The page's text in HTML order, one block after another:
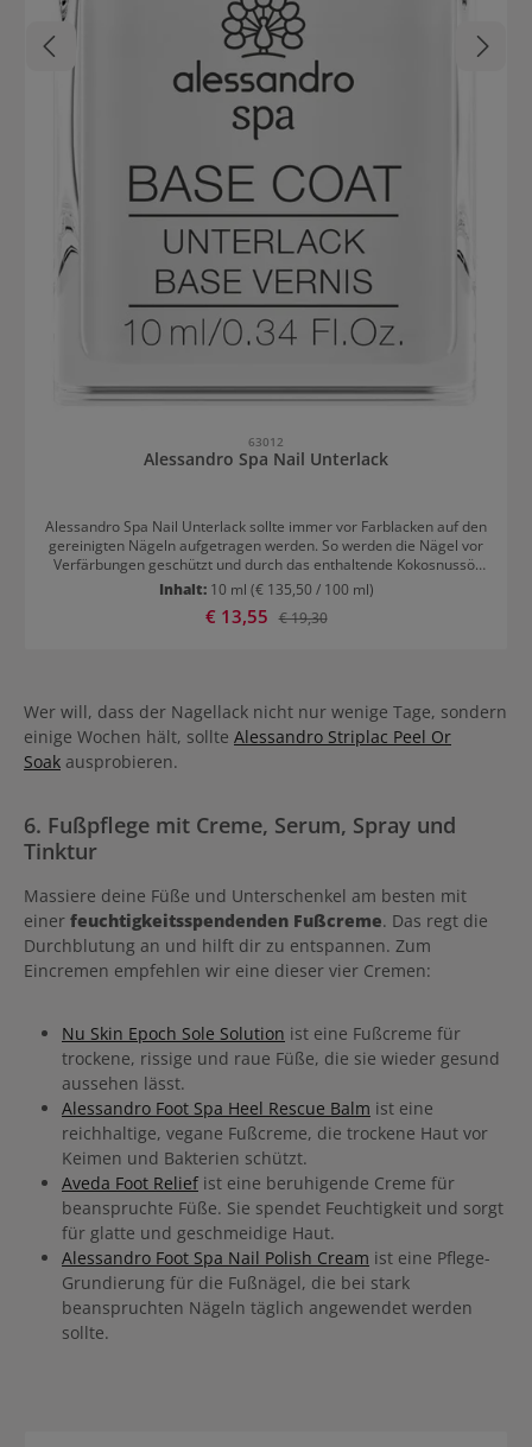
63012
Alessandro Spa Nail Unterlack
Alessandro Spa Nail Unterlack sollte immer vor Farblacken auf den
gereinigten Nägeln aufgetragen werden. So werden die Nägel vor
Verfärbungen geschützt und durch das enthaltende Kokosnussöl
zusätzlich gepflegt. Für alle, die es eher natürlich mögen, kann der
der Unterlack auch alleine in zwei Schichten aufgetragen werden,
um einen farblosen, glänzenden Effekt zu erzielen.
Inhalt: 10 ml (€ 135,50 / 100 ml)
Verkaufspreis:
€ 13,55 Regulärer Preis:
€ 19,30
Wer will, dass der Nagellack nicht nur wenige Tage, sondern
einige Wochen hält, sollte Alessandro Striplac Peel Or
Soak ausprobieren.
6. Fußpflege mit Creme, Serum, Spray und
Tinktur
Massiere deine Füße und Unterschenkel am besten mit
einer feuchtigkeitsspendenden Fußcreme. Das regt die
Durchblutung an und hilft dir zu entspannen. Zum
Eincremen empfehlen wir eine dieser vier Cremen:
Nu Skin Epoch Sole Solution ist eine Fußcreme für
trockene, rissige und raue Füße, die sie wieder gesund
aussehen lässt.
Alessandro Foot Spa Heel Rescue Balm ist eine
reichhaltige, vegane Fußcreme, die trockene Haut vor
Keimen und Bakterien schützt.
Aveda Foot Relief ist eine beruhigende Creme für
beanspruchte Füße. Sie spendet Feuchtigkeit und sorgt
für glatte und geschmeidige Haut.
Alessandro Foot Spa Nail Polish Cream ist eine Pflege-
Grundierung für die Fußnägel, die bei stark
beanspruchten Nägeln täglich angewendet werden
sollte.